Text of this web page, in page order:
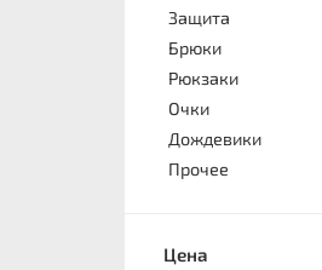
Защита
Брюки
Рюкзаки
Очки
Дождевики
Прочее
Цена